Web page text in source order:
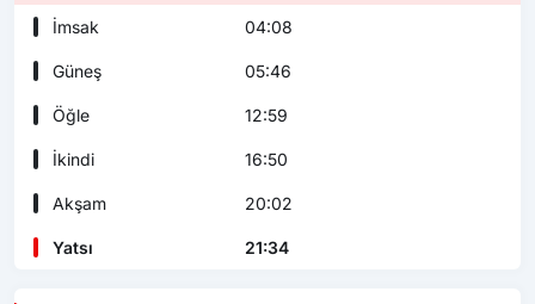
İmsak 04:08
Güneş 05:46
Öğle 12:59
İkindi 16:50
Akşam 20:02
Yatsı 21:34